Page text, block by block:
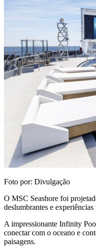
Foto por: Divulgação
O MSC Seashore foi
deslumbrantes e
A impressionante Infinity
conectar com o oceano e
paisagens.